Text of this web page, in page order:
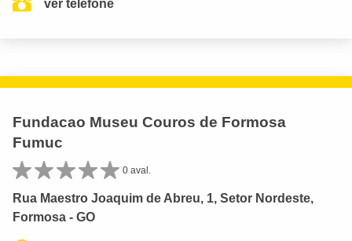
ver telefone
Fundacao Museu Couros de Formosa
Fumuc
0 aval.
Rua Maestro Joaquim de Abreu, 1, Setor Nordeste,
Formosa - GO